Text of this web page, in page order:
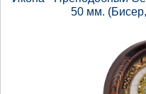
50 мм.